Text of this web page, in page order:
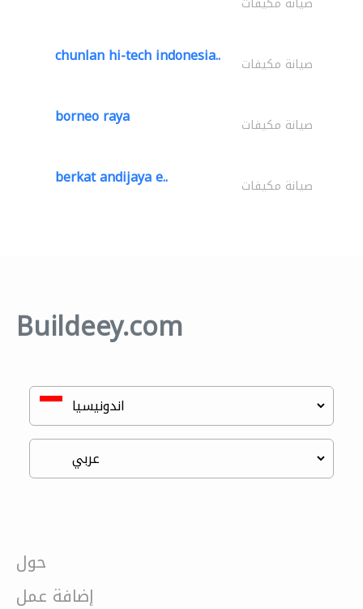
chunlan hi-tech indonesia.. صيانة مكيفات
borneo raya صيانة مكيفات
berkat andijaya e.. صيانة مكيفات
Buildeey.com
حول
إضافة عمل